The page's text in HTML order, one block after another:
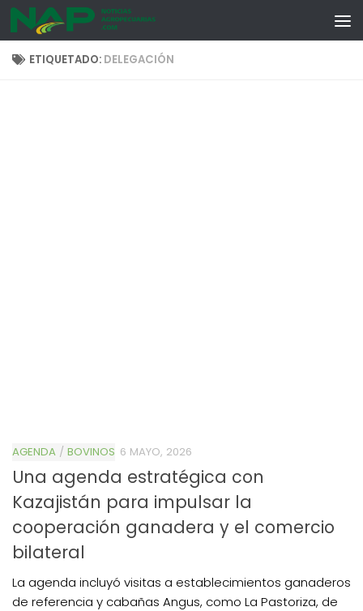
Skip to content
ETIQUETADO: DELEGACIÓN
AGENDA / BOVINOS 6 MAYO, 2026
Una agenda estratégica con
Kazajistán para impulsar la
cooperación ganadera y el comercio
bilateral
La agenda incluyó visitas a establecimientos ganaderos
de referencia y cabañas Angus, como La Pastoriza, de